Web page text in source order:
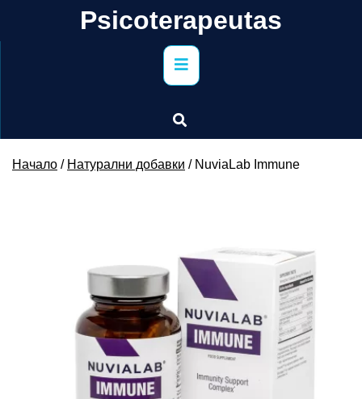
Psicoterapeutas
Primary
Menu
Начало / Натурални добавки / NuviaLab Immune